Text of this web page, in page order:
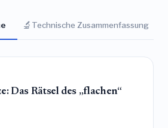
🔬 Technische Zusammenfassung
Das Rätsel des „flachen“